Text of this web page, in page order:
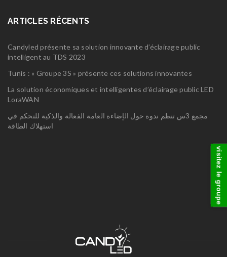
ARTICLES RÉCENTS
Candyled présente sa solution innovante d’éclairage public
intelligent au TDS 2023
Tunis : « Groupe 3S » présente ces solutions innovantes
La solution économiques et intelligentes d’éclairage public LED
LoraWAN
مجمع 3س تنظم ندوة حول الإضاءة العامة الفعالة والذكية للتحكم في
استهلاك الطاقة
visitez le groupe